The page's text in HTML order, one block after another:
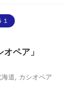
１
ペア」
海道 カシオペア